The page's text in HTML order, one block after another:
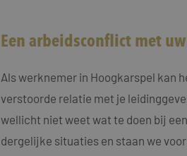
Een arbeidsconflict met
Als werknemer in Hoogkarspel kan
verstoorde relatie met je
wellicht niet weet wat te doen bij
dergelijke situaties en staan we
_fbp
Inc.
_gcl_au
test_cookie